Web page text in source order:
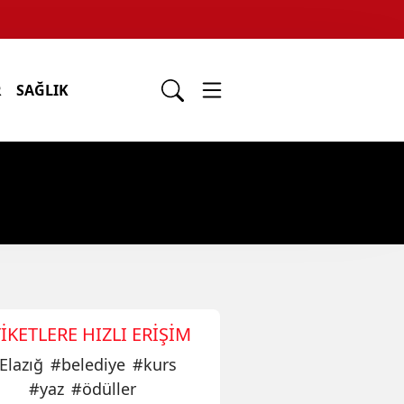
SAĞLIK
HIZLI ERIŞIM
Elazığ #belediye #kurs
#yaz #ödüller